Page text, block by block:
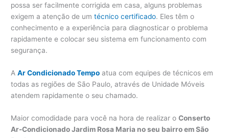
possa ser facilmente corrigida em casa, alguns problemas
exigem a atenção de umtécnico certificado. Eles têm o
conhecimento e a experiência para diagnosticar o problema
rapidamente e colocar seu sistema em funcionamento com
segurança.
AAr Condicionado Tempo atua com equipes de técnicos em
todas as regiões de São Paulo, através de Unidade Móveis
atendem rapidamente o seu chamado.
Maior comodidade para você na hora de realizar oConserto
Ar-Condicionado Jardim Rosa Maria no seu bairro em São